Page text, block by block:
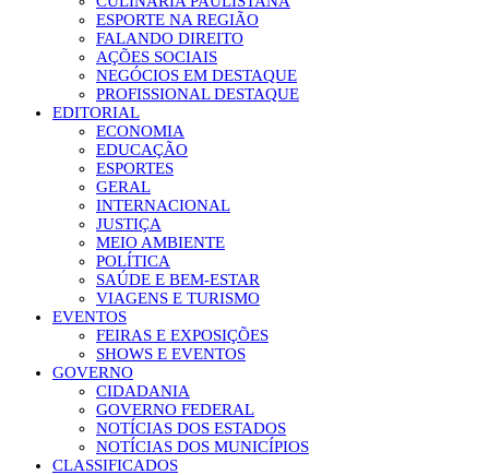
ESPORTE NA REGIÃO
FALANDO DIREITO
AÇÕES SOCIAIS
NEGÓCIOS EM DESTAQUE
PROFISSIONAL DESTAQUE
EDITORIAL
ECONOMIA
EDUCAÇÃO
ESPORTES
GERAL
INTERNACIONAL
JUSTIÇA
MEIO AMBIENTE
POLÍTICA
SAÚDE E BEM-ESTAR
VIAGENS E TURISMO
EVENTOS
FEIRAS E EXPOSIÇÕES
SHOWS E EVENTOS
GOVERNO
CIDADANIA
GOVERNO FEDERAL
NOTÍCIAS DOS ESTADOS
NOTÍCIAS DOS MUNICÍPIOS
CLASSIFICADOS